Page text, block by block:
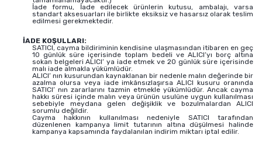
İade formu, İade edilecek ürünlerin kutusu, ambalajı, varsa
standart aksesuarları ile birlikte eksiksiz ve hasarsız olarak teslim
edilmesi gerekmektedir.
İADE KOŞULLARI:
SATICI, cayma bildiriminin kendisine ulaşmasından itibaren en geç
10 günlük süre içerisinde toplam bedeli ve ALICI’yı borç altına
sokan belgeleri ALICI’ ya iade etmek ve 20 günlük süre içerisinde
malı iade almakla yükümlüdür.
ALICI’ nın kusurundan kaynaklanan bir nedenle malın değerinde bir
azalma olursa veya iade imkânsızlaşırsa ALICI kusuru oranında
SATICI’ nın zararlarını tazmin etmekle yükümlüdür. Ancak cayma
hakkı süresi içinde malın veya ürünün usulüne uygun kullanılması
sebebiyle meydana gelen değişiklik ve bozulmalardan ALICI
sorumlu değildir.
Cayma hakkının kullanılması nedeniyle SATICI tarafından
düzenlenen kampanya limit tutarının altına düşülmesi halinde
kampanya kapsamında faydalanılan indirim miktarı iptal edilir.